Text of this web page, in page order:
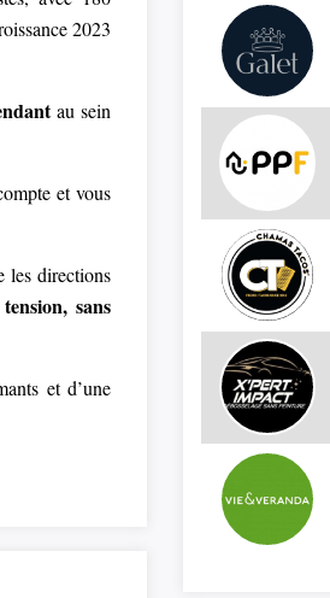
2023
au sein
et vous
les directions
sans
et d’une